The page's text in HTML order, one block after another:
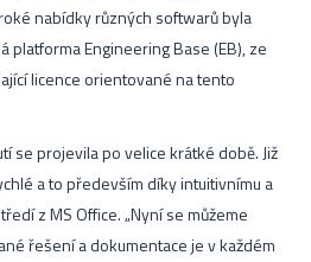
nabídky různých softwarů byla
platforma Engineering Base (EB), ze
licence orientované na tento
se projevila po velice krátké době. Již
a to především díky intuitivnímu a
z MS Office. „Nyní se můžeme
řešení a dokumentace je v každém